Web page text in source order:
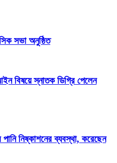
সভা অনুষ্ঠিত
বিষয়ে স্নাতক ডিগ্রি পেলেন
নিষ্কাশনের ব্যবস্থা, করেছেন